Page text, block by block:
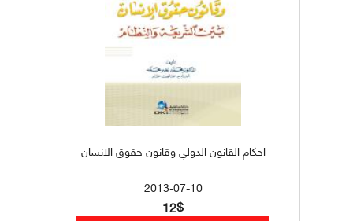
احكام القانون الدولي وقانون حقوق الانسان
2013-07-10
12$